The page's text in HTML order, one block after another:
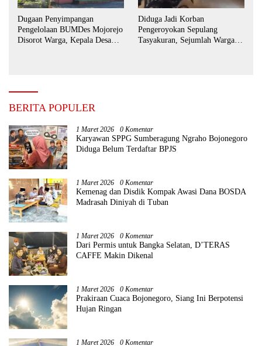
Dugaan Penyimpangan
Pengelolaan BUMDes Mojorejo
Disorot Warga, Kepala Desa
Diduga Jadi Korban
Pengeroyokan Sepulang
Tasyakuran, Sejumlah Warga
BERITA POPULER
1 Maret 2026 0 Komentar
Karyawan SPPG Sumberagung Ngraho Bojonegoro
Diduga Belum Terdaftar BPJS
1 Maret 2026 0 Komentar
Kemenag dan Disdik Kompak Awasi Dana BOSDA
Madrasah Diniyah di Tuban
1 Maret 2026 0 Komentar
Dari Permis untuk Bangka Selatan, D’TERAS
CAFFE Makin Dikenal
1 Maret 2026 0 Komentar
Prakiraan Cuaca Bojonegoro, Siang Ini Berpotensi
Hujan Ringan
1 Maret 2026 0 Komentar